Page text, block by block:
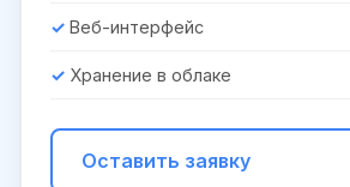
Веб-интерфейс
Хранение в облаке
Оставить заявку